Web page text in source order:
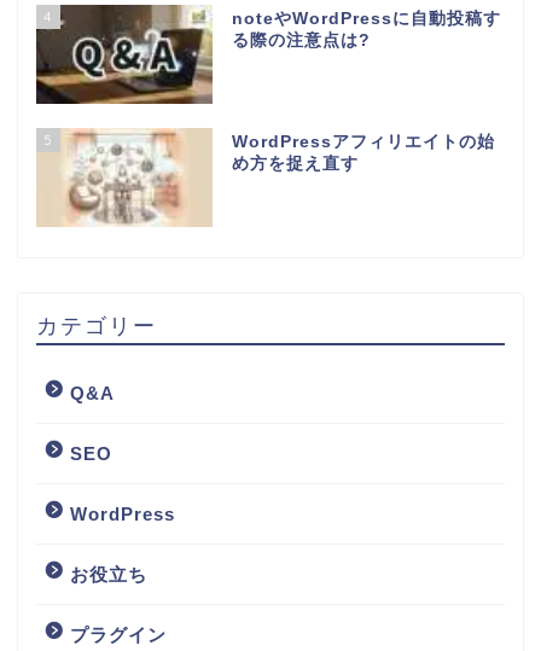
4
noteやWordPressに自動投稿す
る際の注意点は?
5
WordPressアフィリエイトの始
め方を捉え直す
カテゴリー
Q&A
SEO
WordPress
お役立ち
プラグイン